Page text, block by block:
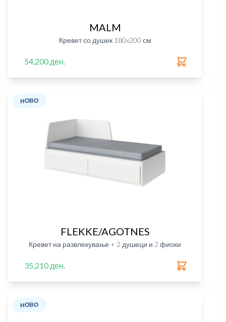
MALM
Кревет со душек 180x200 см
54,200 ден.
НОВО
FLEKKE/AGOTNES
Кревет на развлекување + 2 душеци и 2 фиоки
35,210 ден.
НОВО